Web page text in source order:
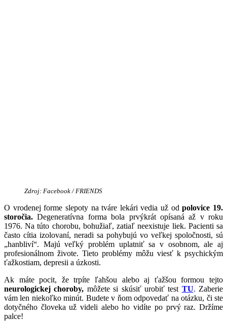
Zdroj: Facebook / FRIENDS
O vrodenej forme slepoty na tváre lekári vedia už odpolovice 19.
storočia. Degeneratívna forma bola prvýkrát opísaná až v roku
1976. Na túto chorobu, bohužiaľ, zatiaľ neexistuje liek. Pacienti sa
často cítia izolovaní, neradi sa pohybujú vo veľkej spoločnosti, sú
„hanbliví“. Majú veľký problém uplatniť sa v osobnom, ale aj
profesionálnom živote. Tieto problémy môžu viesť k psychickým
ťažkostiam, depresii a úzkosti.
Ak máte pocit, že trpíte ľahšou alebo aj ťažšou formou tejto
neurologickej choroby, môžete si skúsiť urobiť test TU. Zaberie
vám len niekoľko minút. Budete v ňom odpovedať na otázku, či ste
dotyčného človeka už videli alebo ho vidíte po prvý raz. Držíme
palce!